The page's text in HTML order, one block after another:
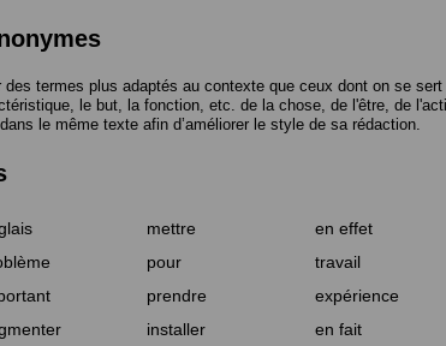
des termes plus adaptés au contexte que ceux dont on se
le but, la fonction, etc. de la chose, de l'être, de
le même texte afin d’améliorer le style de sa rédaction.
mettre en effet
pour travail
prendre expérience
installer en fait